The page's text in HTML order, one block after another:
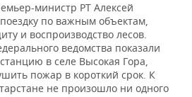
министр РТ Алексей
по важным объектам,
и воспроизводство лесов.
ведомства показали
в селе Высокая Гора,
пожар в короткий срок. К
не произошло ни одного